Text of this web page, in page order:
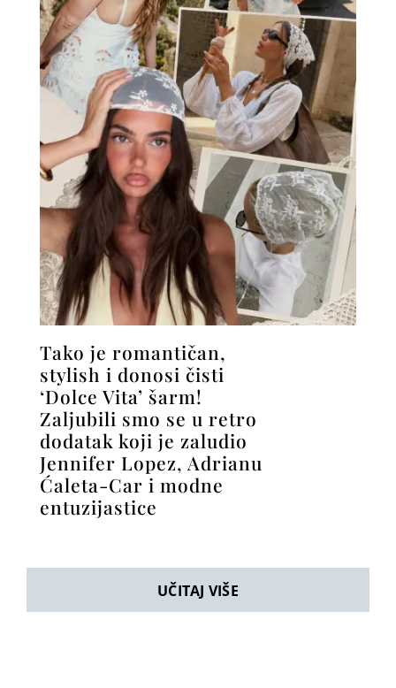
Tako je romantičan,
stylish i donosi čisti
‘Dolce Vita’ šarm!
Zaljubili smo se u retro
dodatak koji je zaludio
Jennifer Lopez, Adrianu
Ćaleta-Car i modne
entuzijastice
UČITAJ VIŠE